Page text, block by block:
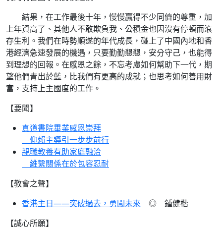
結果，在工作最後十年，慢慢贏得不少同儕的尊重，加
上年資高了、其他人不敢欺負我、公積金也因沒有停頓而滾
存生利。我們在時勢順遂的年代成長，碰上了中國內地和香
港經濟急速發展的機遇，只要勤勤懇懇，安分守己，也能得
到理想的回報。在感恩之餘，不忘考慮如何幫助下一代，期
望他們青出於藍，比我們有更高的成就；也思考如何善用財
富，支持上主國度的工作。
【要聞】
真道書院畢業感恩崇拜
仰賴主導引一步步前行
親職教養有助家庭融洽
維繫關係在於包容忍耐
【教會之聲】
香港主日——突破過去，勇闖未來 ◎ 鍾健楷
【誠心所願】